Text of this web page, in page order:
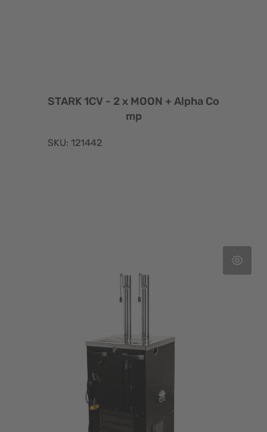
STARK 1CV - 2 x MOON + Alpha Co
mp
SKU: 121442